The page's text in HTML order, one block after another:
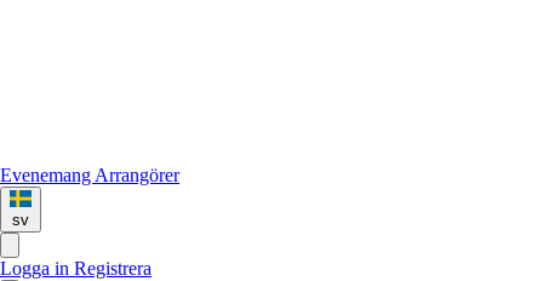
Evenemang Arrangörer
sv
Logga in Registrera